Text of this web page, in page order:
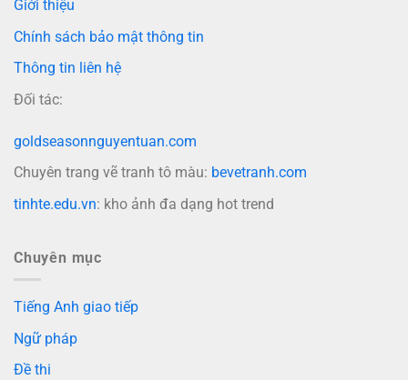
Giới thiệu
Chính sách bảo mật thông tin
Thông tin liên hệ
Đối tác:
goldseasonnguyentuan.com
Chuyên trang vẽ tranh tô màu: bevetranh.com
tinhte.edu.vn: kho ảnh đa dạng hot trend
Chuyên mục
Tiếng Anh giao tiếp
Ngữ pháp
Đề thi